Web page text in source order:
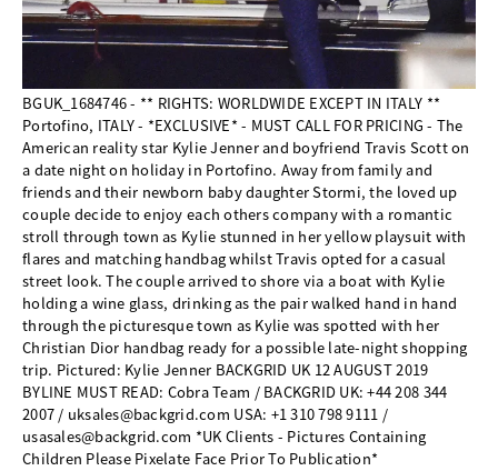
BGUK_1684746 - ** RIGHTS: WORLDWIDE EXCEPT IN ITALY **
Portofino, ITALY - *EXCLUSIVE* - MUST CALL FOR PRICING - The
American reality star Kylie Jenner and boyfriend Travis Scott on
a date night on holiday in Portofino. Away from family and
friends and their newborn baby daughter Stormi, the loved up
couple decide to enjoy each others company with a romantic
stroll through town as Kylie stunned in her yellow playsuit with
flares and matching handbag whilst Travis opted for a casual
street look. The couple arrived to shore via a boat with Kylie
holding a wine glass, drinking as the pair walked hand in hand
through the picturesque town as Kylie was spotted with her
Christian Dior handbag ready for a possible late-night shopping
trip. Pictured: Kylie Jenner BACKGRID UK 12 AUGUST 2019
BYLINE MUST READ: Cobra Team / BACKGRID UK: +44 208 344
2007 / uksales@backgrid.com USA: +1 310 798 9111 /
usasales@backgrid.com *UK Clients - Pictures Containing
Children Please Pixelate Face Prior To Publication*